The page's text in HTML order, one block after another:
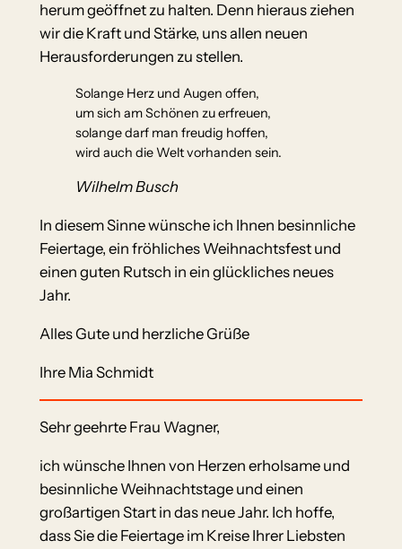
herum geöffnet zu halten. Denn hieraus ziehen
wir die Kraft und Stärke, uns allen neuen
Herausforderungen zu stellen.
Solange Herz und Augen offen,
um sich am Schönen zu erfreuen,
solange darf man freudig hoffen,
wird auch die Welt vorhanden sein.
Wilhelm Busch
In diesem Sinne wünsche ich Ihnen besinnliche
Feiertage, ein fröhliches Weihnachtsfest und
einen guten Rutsch in ein glückliches neues
Jahr.
Alles Gute und herzliche Grüße
Ihre Mia Schmidt
Sehr geehrte Frau Wagner,
ich wünsche Ihnen von Herzen erholsame und
besinnliche Weihnachtstage und einen
großartigen Start in das neue Jahr. Ich hoffe,
dass Sie die Feiertage im Kreise Ihrer Liebsten